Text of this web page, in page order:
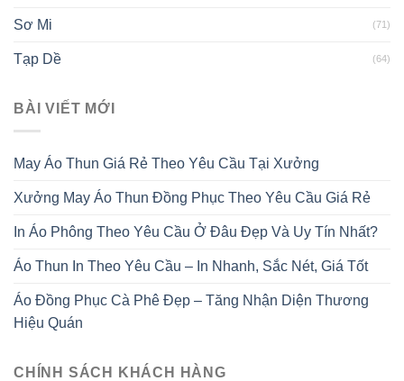
Sơ Mi (71)
Tạp Dề (64)
BÀI VIẾT MỚI
May Áo Thun Giá Rẻ Theo Yêu Cầu Tại Xưởng
Xưởng May Áo Thun Đồng Phục Theo Yêu Cầu Giá Rẻ
In Áo Phông Theo Yêu Cầu Ở Đâu Đẹp Và Uy Tín Nhất?
Áo Thun In Theo Yêu Cầu – In Nhanh, Sắc Nét, Giá Tốt
Áo Đồng Phục Cà Phê Đẹp – Tăng Nhận Diện Thương
Hiệu Quán
CHÍNH SÁCH KHÁCH HÀNG